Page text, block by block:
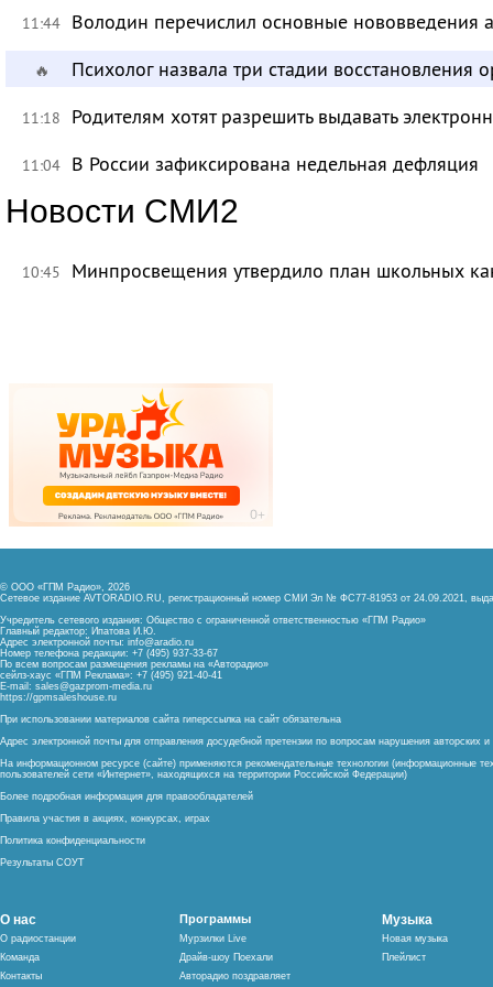
11:44 Володин перечислил основные нововведения
🔥 Психолог назвала три стадии восстановления
11:18 Родителям хотят разрешить выдавать
11:04 В России зафиксирована недельная дефляция
Новости СМИ2
10:45 Минпросвещения утвердило план школьных
© ООО «ГПМ Радио», 2026
Сетевое издание AVTORADIO.RU, регистрационный номер СМИ Эл № ФС77-81953 от 24.09.2021,
Учредитель сетевого издания: Общество с ограниченной ответственностью «ГПМ Радио»
Главный редактор: Ипатова И.Ю.
Адрес электронной почты: info@aradio.ru
Номер телефона редакции: +7 (495) 937-33-67
По всем вопросам размещения рекламы на «Авторадио»
сейлз-хаус «ГПМ Реклама»: +7 (495) 921-40-41
E-mail: sales@gazprom-media.ru
https://gpmsaleshouse.ru
При использовании материалов сайта гиперссылка на сайт обязательна
Адрес электронной почты для отправления досудебной претензии по вопросам нарушения авторских
На информационном ресурсе (сайте) применяются рекомендательные технологии (информационные
пользователей сети «Интернет», находящихся на территории Российской Федерации)
Более подробная информация для правообладателей
Правила участия в акциях, конкурсах, играх
Политика конфиденциальности
Результаты СОУТ
О нас
О радиостанции
Команда
Контакты
Программы
Мурзилки Live
Драйв-шоу Поехали
Авторадио поздравляет
Музыка
Новая музыка
Плейлист